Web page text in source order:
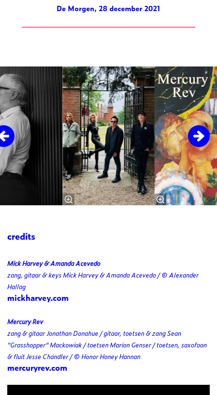
De Morgen, 28 december 2021
credits
Mick Harvey & Amanda Acevedo
zang, gitaar & keys Mick Harvey & Amanda Acevedo / © Alexander
Hallag
mickharvey.com
Mercury Rev
zang & gitaar Jonathan Donahue / gitaar, toetsen & zang Sean
"Grasshopper" Mackowiak / toetsen Marion Genser / toetsen, saxofoon
& fluit Jesse Chandler / © Honor Honey Hannan
mercuryrev.com